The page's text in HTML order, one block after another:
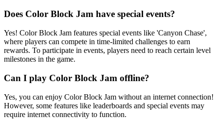
Does Color Block Jam have special events?
Yes! Color Block Jam features special events like 'Canyon Chase',
where players can compete in time-limited challenges to earn
rewards. To participate in events, players need to reach certain level
milestones in the game.
Can I play Color Block Jam offline?
Yes, you can enjoy Color Block Jam without an internet connection!
However, some features like leaderboards and special events may
require internet connectivity to function.